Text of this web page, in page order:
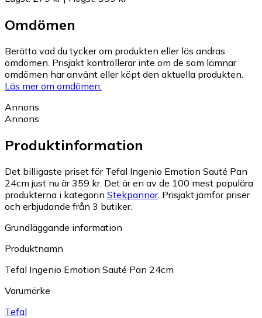
Omdömen
Berätta vad du tycker om produkten eller läs andras
omdömen. Prisjakt kontrollerar inte om de som lämnar
omdömen har använt eller köpt den aktuella produkten.
Läs mer om omdömen.
Annons
Annons
Produktinformation
Det billigaste priset för Tefal Ingenio Emotion Sauté Pan
24cm just nu är 359 kr. Det är en av de 100 mest populära
produkterna i kategorin Stekpannor. Prisjakt jämför priser
och erbjudande från 3 butiker.
Grundläggande information
Produktnamn
Tefal Ingenio Emotion Sauté Pan 24cm
Varumärke
Tefal